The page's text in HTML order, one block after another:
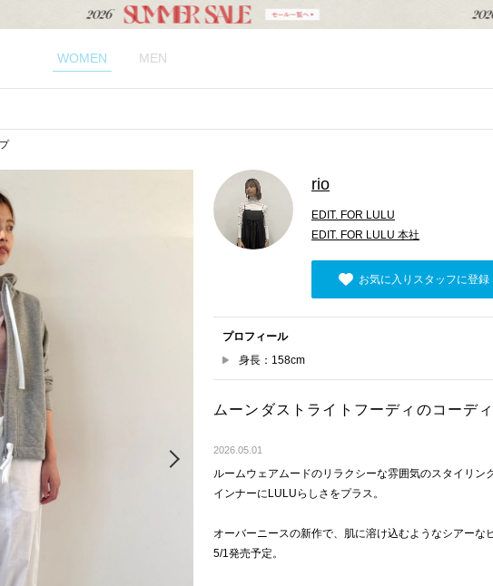
WOMEN MEN
Next
rio
EDIT. FOR LULU
EDIT. FOR LULU 本社
お気に入りスタッフに登録
プロフィール
身長：158cm
ムーンダストライトフーディのコーデ
2026.05.01
ルームウェアムードのリラクシーな雰囲気のスタイリン
インナーにLULUらしさをプラス。
オーバーニースの新作で、肌に溶け込むようなシアーな
5/1発売予定。